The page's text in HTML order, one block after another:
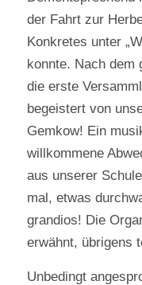
der Fahrt zur
Konkretes unter
konnte. Nach dem
die erste
begeistert von
Gemkow! Ein
willkommene
aus unserer
mal, etwas
grandios! Die
erwähnt, übrigens
Unbedingt